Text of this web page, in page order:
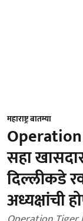
महाराष्ट्र बातम्या
सहा
दिल्लीकडे
अध्यक्षांची